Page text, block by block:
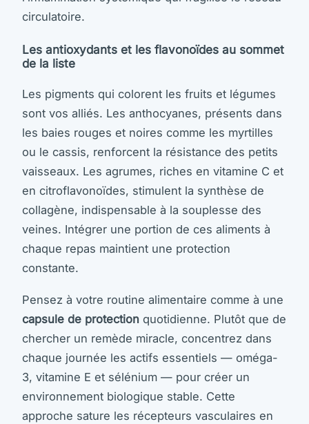
circulatoire.
Les antioxydants et les flavonoïdes au sommet
de la liste
Les pigments qui colorent les fruits et légumes
sont vos alliés. Les anthocyanes, présents dans
les baies rouges et noires comme les myrtilles
ou le cassis, renforcent la résistance des petits
vaisseaux. Les agrumes, riches en vitamine C et
en citroflavonoïdes, stimulent la synthèse de
collagène, indispensable à la souplesse des
veines. Intégrer une portion de ces aliments à
chaque repas maintient une protection
constante.
Pensez à votre routine alimentaire comme à une
capsule de protection quotidienne. Plutôt que de
chercher un remède miracle, concentrez dans
chaque journée les actifs essentiels — oméga-
3, vitamine E et sélénium — pour créer un
environnement biologique stable. Cette
approche sature les récepteurs vasculaires en